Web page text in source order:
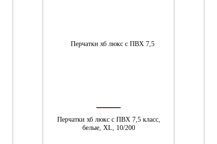
Перчатки хб люкс с ПВХ 7,5 класс,
белые, XL, 10/200